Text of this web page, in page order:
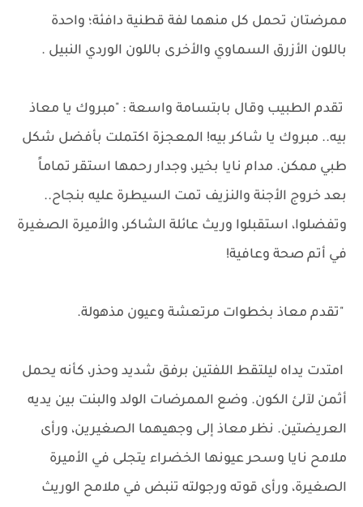
ممرضتان تحمل كل منهما لفة قطنية دافئة؛ واحدة
باللون الأزرق السماوي والأخرى باللون الوردي النبيل .
تقدم الطبيب وقال بابتسامة واسعة : "مبروك يا معاذ
بيه.. مبروك يا شاكر بيه! المعجزة اكتملت بأفضل شكل
طبي ممكن. مدام نايا بخير، وجدار رحمها استقر تماماً
بعد خروج الأجنة والنزيف تمت السيطرة عليه بنجاح..
وتفضلوا، استقبلوا وريث عائلة الشاكر، والأميرة الصغيرة
في أتم صحة وعافية!
"تقدم معاذ بخطوات مرتعشة وعيون مذهولة.
امتدت يداه ليلتقط اللفتين برفق شديد وحذر، كأنه يحمل
أثمن لآلئ الكون. وضع الممرضات الولد والبنت بين يديه
العريضتين. نظر معاذ إلى وجهيهما الصغيرين، ورأى
ملامح نايا وسحر عيونها الخضراء يتجلى في الأميرة
الصغيرة، ورأى قوته ورجولته تنبض في ملامح الوريث